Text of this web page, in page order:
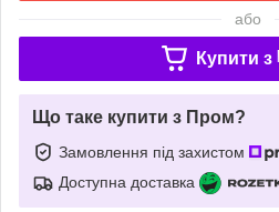
або
Купити з
Що таке купити з Пром?
Замовлення під захистом
Доступна доставка